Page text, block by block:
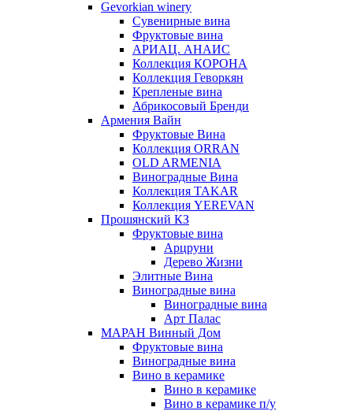
Gevorkian winery
Сувенирные вина
Фруктовые вина
АРИАЦ. АНАИС
Коллекция КОРОНА
Коллекция Геворкян
Крепленые вина
Абрикосовый Бренди
Армения Вайн
Фруктовые Вина
Коллекция ORRAN
OLD ARMENIA
Виноградные Вина
Коллекция TAKAR
Коллекция YEREVAN
Прошянский КЗ
Фруктовые вина
Арцруни
Дерево Жизни
Элитные Вина
Виноградные вина
Виноградные вина
Арт Палас
МАРАН Винный Дом
Фруктовые вина
Виноградные вина
Вино в керамике
Вино в керамике
Вино в керамике п/у